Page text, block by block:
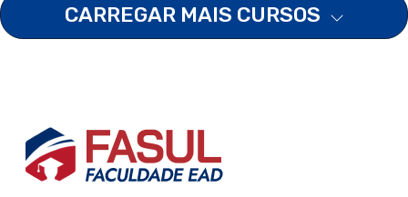
CARREGAR MAIS CURSOS